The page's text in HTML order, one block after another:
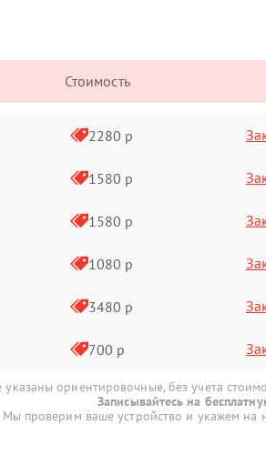
Стоимость
2280 р
1580 р
1580 р
1080 р
3480 р
700 р
ориентировочные, без учета
Записывайтесь на
Мы проверим ваше устройство и укажем на